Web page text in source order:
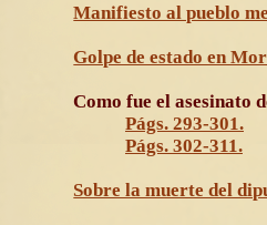
Manifiesto al pueblo
Golpe de estado en
Como fue el asesinato
Págs. 293-301.
Págs. 302-311.
Sobre la muerte del